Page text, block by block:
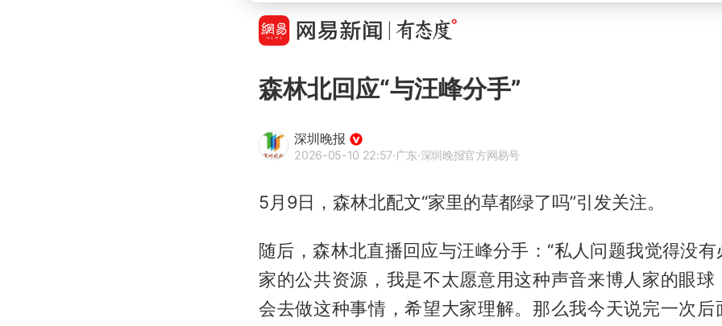
森林北回应“与汪峰分手”
深圳晚报
2026-05-10 22:57·广东·深圳晚报官方网易号
5月9日， 森林北配文“家里的草都绿了吗”引发关注。
随后，森林北直播回应与汪峰分手：“私人问题我觉得没
家的公共资源，我是不太愿意用这种声音来博人家的眼球
会去做这种事情，希望大家理解。那么我今天说完一次后